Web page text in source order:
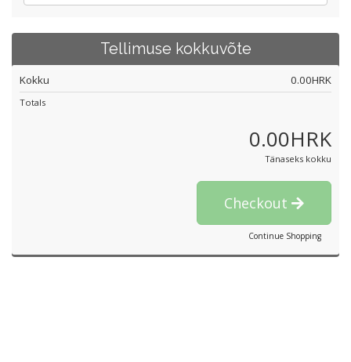
Tellimuse kokkuvõte
Kokku 0.00HRK
Totals
0.00HRK
Tänaseks kokku
Checkout
Continue Shopping